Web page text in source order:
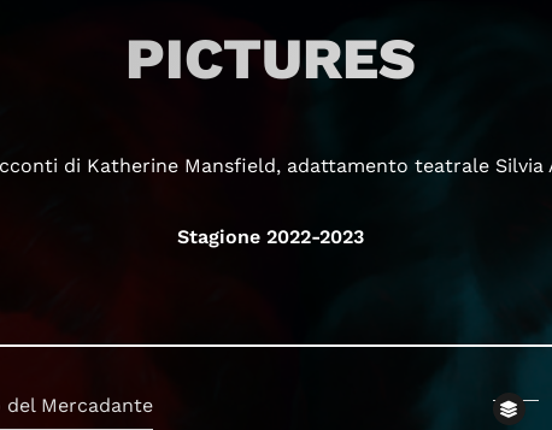
PICTURES
di Katherine Mansfield, adattamento teatrale Silvia
Stagione 2022-2023
del Mercadante